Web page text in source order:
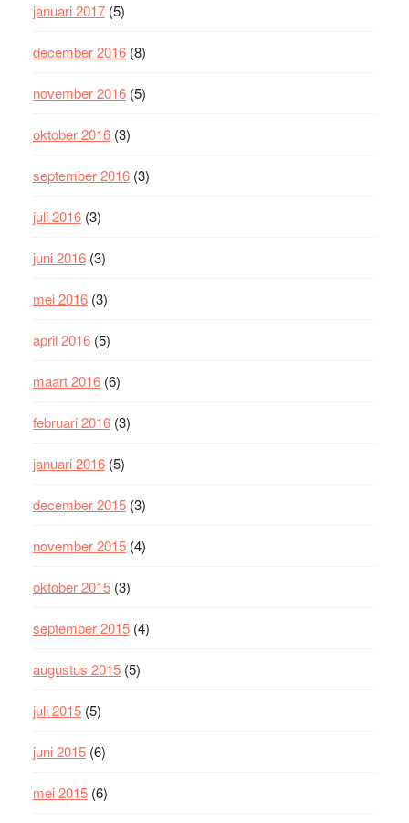
januari 2017(5)
december 2016(8)
november 2016(5)
oktober 2016(3)
september 2016(3)
juli 2016(3)
juni 2016(3)
mei 2016(3)
april 2016(5)
maart 2016(6)
februari 2016(3)
januari 2016(5)
december 2015(3)
november 2015(4)
oktober 2015(3)
september 2015(4)
augustus 2015(5)
juli 2015(5)
juni 2015(6)
mei 2015(6)